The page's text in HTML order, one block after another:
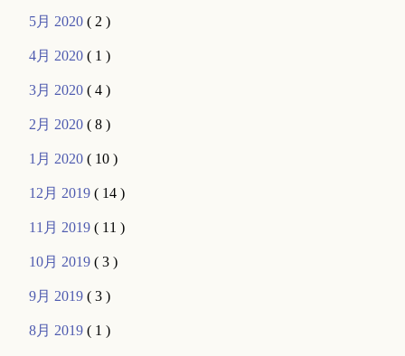
5月 2020( 2 )
4月 2020( 1 )
3月 2020( 4 )
2月 2020( 8 )
1月 2020( 10 )
12月 2019( 14 )
11月 2019( 11 )
10月 2019( 3 )
9月 2019( 3 )
8月 2019( 1 )